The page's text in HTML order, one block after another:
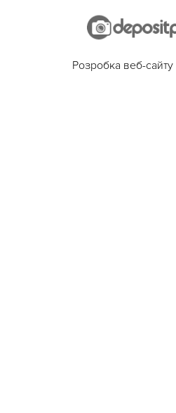
Розробка веб-сайту